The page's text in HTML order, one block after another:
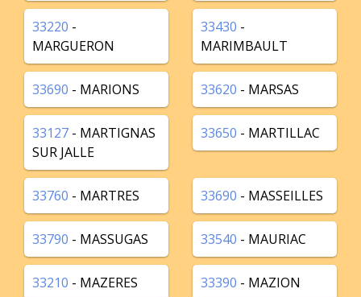
33220 -
MARGUERON
33430 -
MARIMBAULT
33690 - MARIONS 33620 - MARSAS
33127 - MARTIGNAS
SUR JALLE
33650 - MARTILLAC
33760 - MARTRES 33690 - MASSEILLES
33790 - MASSUGAS 33540 - MAURIAC
33210 - MAZERES 33390 - MAZION